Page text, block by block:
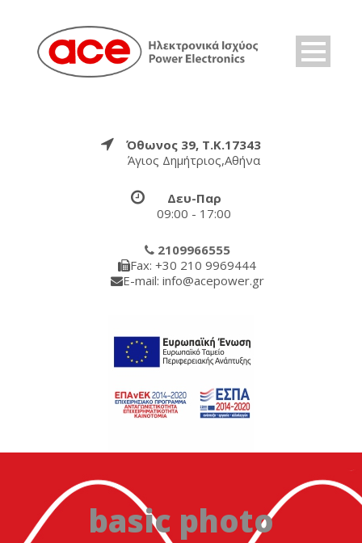
Όθωνος 39, Τ.Κ.17343
Άγιος Δημήτριος,Αθήνα
Δευ-Παρ
09:00 - 17:00
2109966555
Fax: +30 210 9969444
E-mail: info@acepower.gr
basic photo